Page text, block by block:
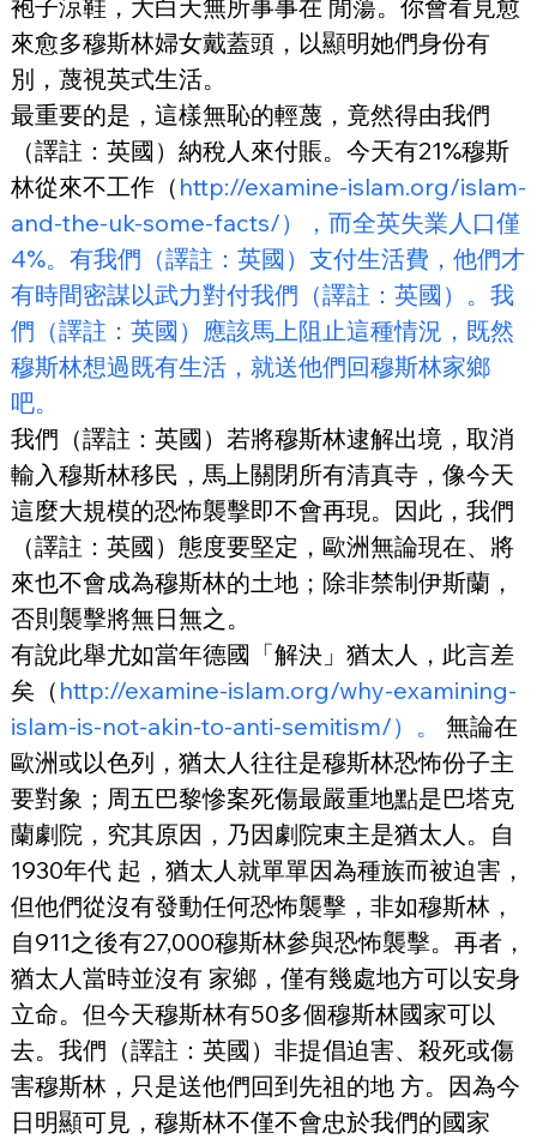
袍子涼鞋，大白天無所事事在 閒蕩。你會看見愈
來愈多穆斯林婦女戴蓋頭，以顯明她們身份有
別，蔑視英式生活。
最重要的是，這樣無恥的輕蔑，竟然得由我們
（譯註：英國）納稅人來付賬。今天有21%穆斯
林從來不工作（ http://examine-islam.org/islam-
and-the-uk-some-facts/），而全英失業人口僅
4%。有我們（譯註：英國）支付生活費，他們才
有時間密謀以武力對付我們（譯註：英國）。我
們（譯註：英國）應該馬上阻止這種情況，既然
穆斯林想過既有生活，就送他們回穆斯林家鄉
吧。
我們（譯註：英國）若將穆斯林逮解出境，取消
輸入穆斯林移民，馬上關閉所有清真寺，像今天
這麼大規模的恐怖襲擊即不會再現。因此，我們
（譯註：英國）態度要堅定，歐洲無論現在、將
來也不會成為穆斯林的土地；除非禁制伊斯蘭，
否則襲擊將無日無之。
有說此舉尤如當年德國「解決」猶太人，此言差
矣（ http://examine-islam.org/why-examining-
islam-is-not-akin-to-anti-semitism/）。
無論在
歐洲或以色列，猶太人往往是穆斯林恐怖份子主
要對象；周五巴黎慘案死傷最嚴重地點是巴塔克
蘭劇院，究其原因，乃因劇院東主是猶太人。自
1930年代 起，猶太人就單單因為種族而被迫害，
但他們從沒有發動任何恐怖襲擊，非如穆斯林，
自911之後有27,000穆斯林參與恐怖襲擊。再者，
猶太人當時並沒有 家鄉，僅有幾處地方可以安身
立命。但今天穆斯林有50多個穆斯林國家可以
去。我們（譯註：英國）非提倡迫害、殺死或傷
害穆斯林，只是送他們回到先祖的地 方。因為今
日明顯可見，穆斯林不僅不會忠於我們的國家